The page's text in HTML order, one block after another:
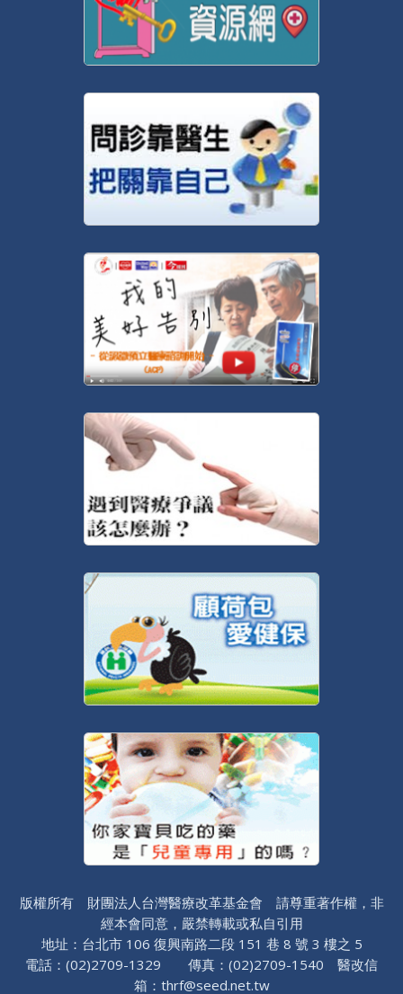
版權所有 財團法人台灣醫療改革基金會 請尊重著作權，非
經本會同意，嚴禁轉載或私自引用
地址：台北市 106 復興南路二段 151 巷 8 號 3 樓之 5
電話：(02)2709-1329 傳真：(02)2709-1540 醫改信
箱：thrf@seed.net.tw